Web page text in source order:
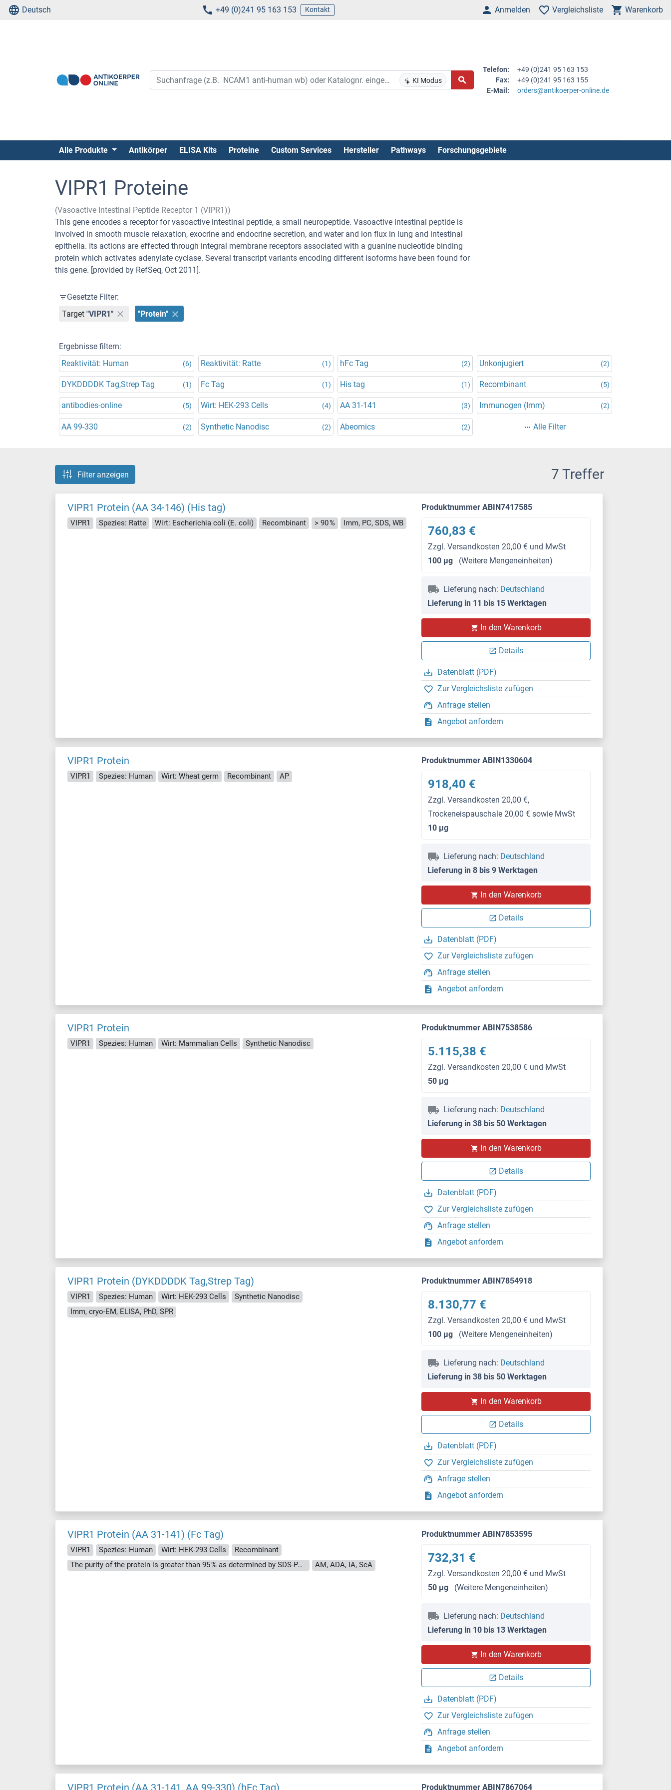
Deutsch +49 (0)241 95 163 153 Kontakt Anmelden Vergleichsliste Warenkorb
KI Modus
Telefon:
+49 (0)241 95 163 153
Fax:
+49 (0)241 95 163 155
E-Mail:
orders@antikoerper-online.de
Alle Produkte Antikörper ELISA Kits Proteine Custom Services Hersteller Pathways Forschungsgebiete
VIPR1 Proteine
(Vasoactive Intestinal Peptide Receptor 1 (VIPR1))
This gene encodes a receptor for vasoactive intestinal peptide, a small neuropeptide. Vasoactive intestinal peptide is
involved in smooth muscle relaxation, exocrine and endocrine secretion, and water and ion flux in lung and intestinal
epithelia. Its actions are effected through integral membrane receptors associated with a guanine nucleotide binding
protein which activates adenylate cyclase. Several transcript variants encoding different isoforms have been found for
this gene. [provided by RefSeq, Oct 2011].
Gesetzte Filter:
Target "VIPR1" "Protein"
Ergebnisse filtern:
Reaktivität: Human
(6) Reaktivität: Ratte (1) hFc Tag (2) Unkonjugiert (2)
DYKDDDDK Tag,Strep Tag (1) Fc Tag (1) His tag (1) Recombinant (5)
antibodies-online (5) Wirt: HEK-293 Cells (4) AA 31-141 (3) Immunogen (Imm) (2)
AA 99-330 (2) Synthetic Nanodisc (2) Abeomics (2) Alle Filter
Filter anzeigen 7 Treffer
VIPR1 Protein (AA 34-146) (His tag)
VIPR1 Spezies: Ratte Wirt: Escherichia coli (E. coli) Recombinant > 90 % Imm, PC, SDS, WB
Produktnummer ABIN7417585
760,83 €
Zzgl. Versandkosten 20,00 € und MwSt
100 μg
(Weitere Mengeneinheiten)
Lieferung nach: Deutschland
Lieferung in 11 bis 15 Werktagen
In den Warenkorb
Details
Datenblatt (PDF)
Zur Vergleichsliste zufügen
Anfrage stellen
Angebot anfordern
VIPR1 Protein
VIPR1 Spezies: Human Wirt: Wheat germ Recombinant AP
Produktnummer ABIN1330604
918,40 €
Zzgl. Versandkosten 20,00 €,
Trockeneispauschale 20,00 € sowie MwSt
10 μg
Lieferung nach: Deutschland
Lieferung in 8 bis 9 Werktagen
In den Warenkorb
Details
Datenblatt (PDF)
Zur Vergleichsliste zufügen
Anfrage stellen
Angebot anfordern
VIPR1 Protein
VIPR1 Spezies: Human Wirt: Mammalian Cells Synthetic Nanodisc
Produktnummer ABIN7538586
5.115,38 €
Zzgl. Versandkosten 20,00 € und MwSt
50 μg
Lieferung nach: Deutschland
Lieferung in 38 bis 50 Werktagen
In den Warenkorb
Details
Datenblatt (PDF)
Zur Vergleichsliste zufügen
Anfrage stellen
Angebot anfordern
VIPR1 Protein (DYKDDDDK Tag,Strep Tag)
VIPR1 Spezies: Human Wirt: HEK-293 Cells
Synthetic Nanodisc
Imm, cryo-EM, ELISA, PhD, SPR
Produktnummer ABIN7854918
8.130,77 €
Zzgl. Versandkosten 20,00 € und MwSt
100 μg
(Weitere Mengeneinheiten)
Lieferung nach: Deutschland
Lieferung in 38 bis 50 Werktagen
In den Warenkorb
Details
Datenblatt (PDF)
Zur Vergleichsliste zufügen
Anfrage stellen
Angebot anfordern
VIPR1 Protein (AA 31-141) (Fc Tag)
VIPR1 Spezies: Human Wirt: HEK-293 Cells
Recombinant
The purity of the protein is greater than 95 % as determined by SDS-PAGE and Coomassie blue staining.
AM, ADA, IA, ScA
Produktnummer ABIN7853595
732,31 €
Zzgl. Versandkosten 20,00 € und MwSt
50 μg
(Weitere Mengeneinheiten)
Lieferung nach: Deutschland
Lieferung in 10 bis 13 Werktagen
In den Warenkorb
Details
Datenblatt (PDF)
Zur Vergleichsliste zufügen
Anfrage stellen
Angebot anfordern
VIPR1 Protein (AA 31-141, AA 99-330) (hFc Tag) Produktnummer ABIN7867064